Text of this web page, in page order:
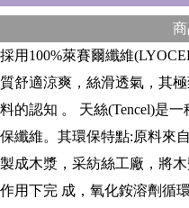
採用100%萊賽爾纖維
質舒適涼爽，絲滑透氣，其
料的認知 。 天絲(Tencel)是
保纖維。其環保特點:原料來
製成木漿，采紡絲工廠，將
作用下完 成，氧化銨溶劑循